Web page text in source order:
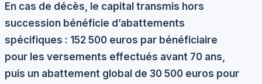
En cas de décès, le capital transmis hors
succession bénéficie d’abattements
spécifiques : 152 500 euros par bénéficiaire
pour les versements effectués avant 70 ans,
puis un abattement global de 30 500 euros pour